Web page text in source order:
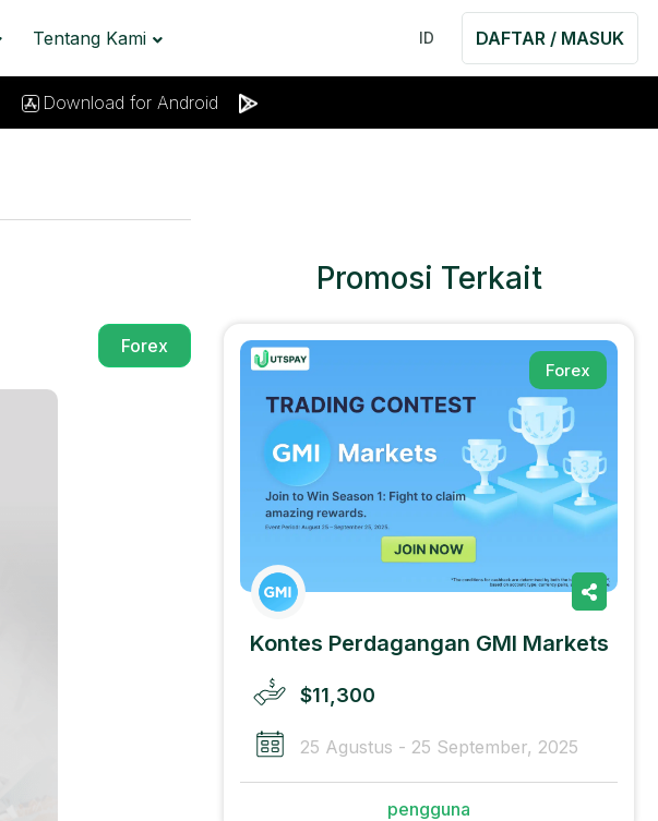
Tentang Kami ID DAFTAR / MASUK
Download for Android
Forex
Promosi Terkait
Forex
Kontes Perdagangan GMI Markets
$11,300
25 Agustus - 25 September, 2025
pengguna